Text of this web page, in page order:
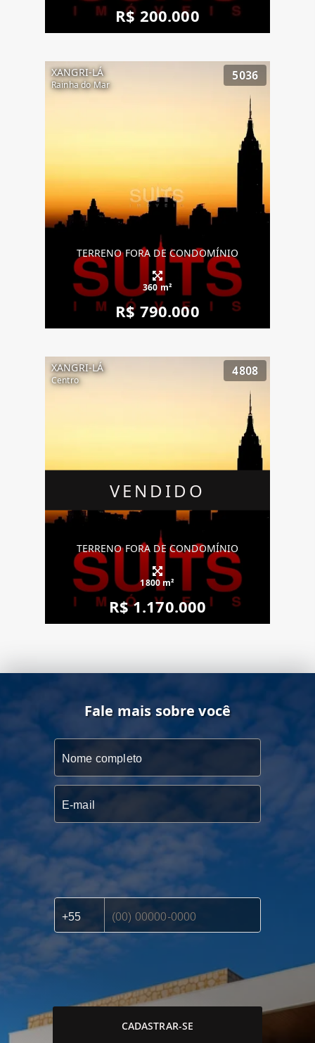
R$ 200.000
XANGRI-LÁ
Rainha do Mar
5036
TERRENO FORA DE CONDOMÍNIO
360 m²
R$ 790.000
VENDIDO
XANGRI-LÁ
Centro
4808
TERRENO FORA DE CONDOMÍNIO
1800 m²
R$ 1.170.000
Fale mais sobre você
CADASTRAR-SE